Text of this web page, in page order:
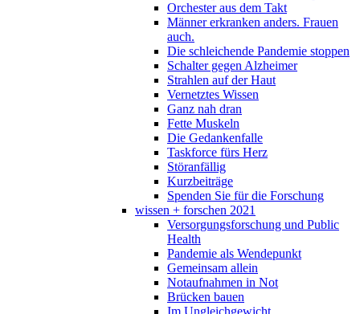
Orchester aus dem Takt
Männer erkranken anders. Frauen
auch.
Die schleichende Pandemie stoppen
Schalter gegen Alzheimer
Strahlen auf der Haut
Vernetztes Wissen
Ganz nah dran
Fette Muskeln
Die Gedankenfalle
Taskforce fürs Herz
Störanfällig
Kurzbeiträge
Spenden Sie für die Forschung
wissen + forschen 2021
Versorgungsforschung und Public
Health
Pandemie als Wendepunkt
Gemeinsam allein
Notaufnahmen in Not
Brücken bauen
Im Ungleichgewicht